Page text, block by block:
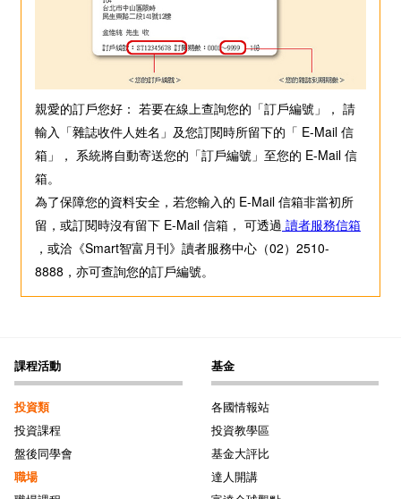
親愛的訂戶您好： 若要在線上查詢您的「訂戶編號」， 請
輸入「雜誌收件人姓名」及您訂閱時所留下的「 E-Mail 信
箱」， 系統將自動寄送您的「訂戶編號」至您的 E-Mail 信
箱。
為了保障您的資料安全，若您輸入的 E-Mail 信箱非當初所
留，或訂閱時沒有留下 E-Mail 信箱， 可透過 讀者服務信箱
，或洽《Smart智富月刊》讀者服務中心（02）2510-
8888，亦可查詢您的訂戶編號。
課程活動
投資類
投資課程
盤後同學會
職場
基金
各國情報站
投資教學區
基金大評比
達人開講